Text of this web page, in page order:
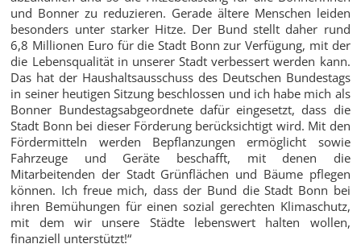
und Bonner zu reduzieren. Gerade ältere Menschen leiden
besonders unter starker Hitze. Der Bund stellt daher rund
6,8 Millionen Euro für die Stadt Bonn zur Verfügung, mit der
die Lebensqualität in unserer Stadt verbessert werden kann.
Das hat der Haushaltsausschuss des Deutschen Bundestags
in seiner heutigen Sitzung beschlossen und ich habe mich als
Bonner Bundestagsabgeordnete dafür eingesetzt, dass die
Stadt Bonn bei dieser Förderung berücksichtigt wird. Mit den
Fördermitteln werden Bepflanzungen ermöglicht sowie
Fahrzeuge und Geräte beschafft, mit denen die
Mitarbeitenden der Stadt Grünflächen und Bäume pflegen
können. Ich freue mich, dass der Bund die Stadt Bonn bei
ihren Bemühungen für einen sozial gerechten Klimaschutz,
mit dem wir unsere Städte lebenswert halten wollen,
finanziell unterstützt!“